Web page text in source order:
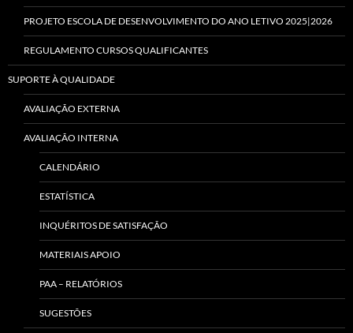
PROJETO ESCOLA DE DESENVOLVIMENTO DO ANO LETIVO 2025|2026
REGULAMENTO CURSOS QUALIFICANTES
SUPORTE À QUALIDADE
AVALIAÇÃO EXTERNA
AVALIAÇÃO INTERNA
CALENDÁRIO
ESTATÍSTICA
INQUÉRITOS DE SATISFAÇÃO
MATERIAIS APOIO
PAA – RELATÓRIOS
SUGESTÕES